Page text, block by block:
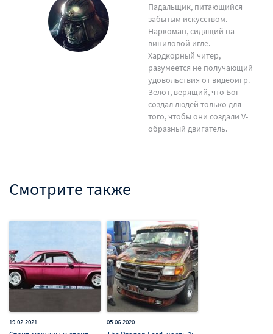
Падальщик, питающийся
забытым искусством.
Наркоман, сидящий на
виниловой игле.
Хардкорный читер,
разумеется не получающий
удовольствия от видеоигр.
Зелот, верящий, что Бог
создал людей только для
того, чтобы они создали V-
образный двигатель.
Смотрите также
19.02.2021 05.06.2020